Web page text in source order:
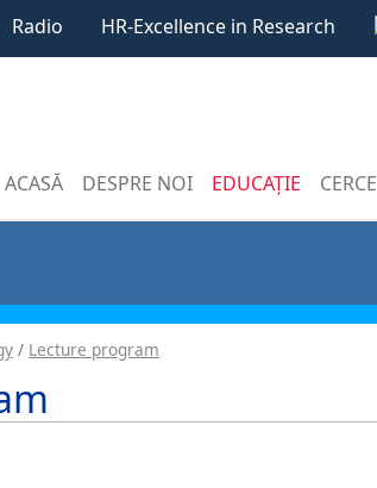
Radio HR-Excellence in Research
ACASĂ DESPRE NOI EDUCAȚIE
Lecture program